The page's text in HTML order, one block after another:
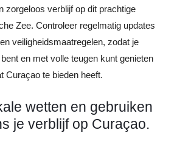
zorgeloos verblijf op dit prachtige
Zee. Controleer regelmatig updates
veiligheidsmaatregelen, zodat je
en met volle teugen kunt genieten
Curaçao te bieden heeft.
wetten en gebruiken
je verblijf op Curaçao.